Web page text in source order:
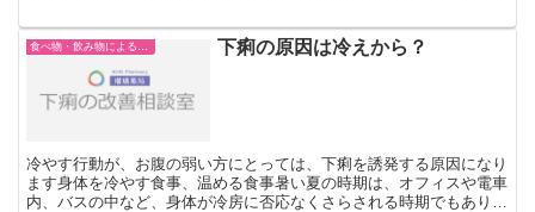
下痢の原因は冷えから？
冷やす行動が、お腹の弱い方にとっては、下痢を誘発する原因になり
ます身体を冷やす食事、温める食事暑い夏の時期は、オフィスや電車
内、バスの中など、身体が冷房に否応なくさらされる時期でもありま